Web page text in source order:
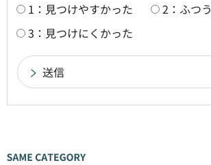
1：見つけやすかった
2：ふつう
3：見つけにくかった